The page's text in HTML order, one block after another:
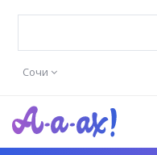
Сочи